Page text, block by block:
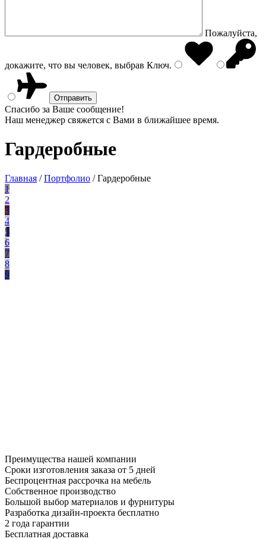
Пожалуйста,
докажите, что вы человек, выбрав Ключ.
Спасибо за Ваше сообщение!
Наш менеджер свяжется с Вами в ближайшее время.
Гардеробные
Главная /Портфолио /Гардеробные
1
2
3
4
5
6
7
8
9
Преимущества нашей компании
Сроки изготовления заказа от 5 дней
Беспроцентная рассрочка на мебель
Собственное производство
Большой выбор материалов и фурнитуры
Разработка дизайн-проекта бесплатно
2 года гарантии
Бесплатная доставка